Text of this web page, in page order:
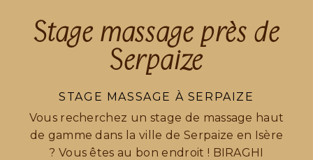
Stage massage près de
Serpaize
STAGE MASSAGE À SERPAIZE
Vous recherchez un stage de massage haut
de gamme dans la ville de Serpaize en Isère
? Vous êtes au bon endroit ! BIRAGHI